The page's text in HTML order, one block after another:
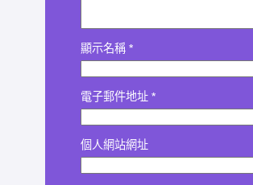
顯示名稱 *
電子郵件地址 *
個人網站網址